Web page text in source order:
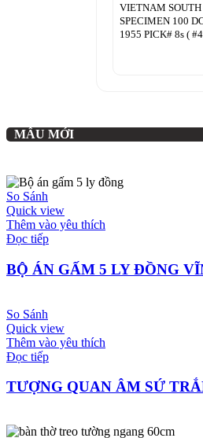
VIETNAM SOUTH
SPECIMEN 100
1955 PICK# 8s (
MẪU MỚI
So Sánh
Quick view
Thêm vào yêu thích
Đọc tiếp
BỘ ÁN GẤM 5 LY ĐỒNG
So Sánh
Quick view
Thêm vào yêu thích
Đọc tiếp
TƯỢNG QUAN ÂM SỨ